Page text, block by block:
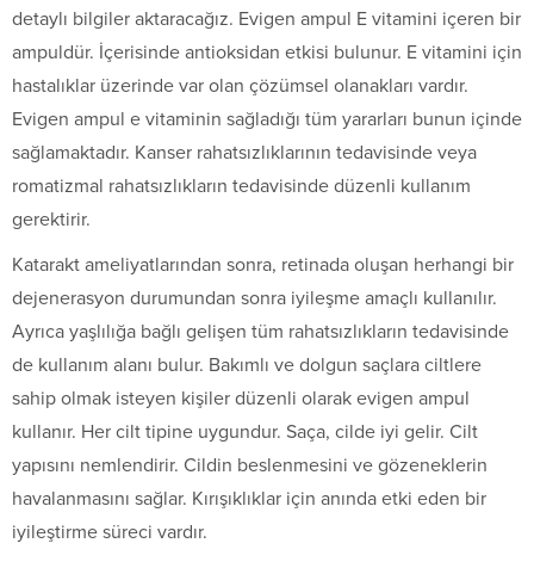
detaylı bilgiler aktaracağız. Evigen ampul E vitamini içeren bir
ampuldür. İçerisinde antioksidan etkisi bulunur. E vitamini için
hastalıklar üzerinde var olan çözümsel olanakları vardır.
Evigen ampul e vitaminin sağladığı tüm yararları bunun içinde
sağlamaktadır. Kanser rahatsızlıklarının tedavisinde veya
romatizmal rahatsızlıkların tedavisinde düzenli kullanım
gerektirir.
Katarakt ameliyatlarından sonra, retinada oluşan herhangi bir
dejenerasyon durumundan sonra iyileşme amaçlı kullanılır.
Ayrıca yaşlılığa bağlı gelişen tüm rahatsızlıkların tedavisinde
de kullanım alanı bulur. Bakımlı ve dolgun saçlara ciltlere
sahip olmak isteyen kişiler düzenli olarak evigen ampul
kullanır. Her cilt tipine uygundur. Saça, cilde iyi gelir. Cilt
yapısını nemlendirir. Cildin beslenmesini ve gözeneklerin
havalanmasını sağlar. Kırışıklıklar için anında etki eden bir
iyileştirme süreci vardır.